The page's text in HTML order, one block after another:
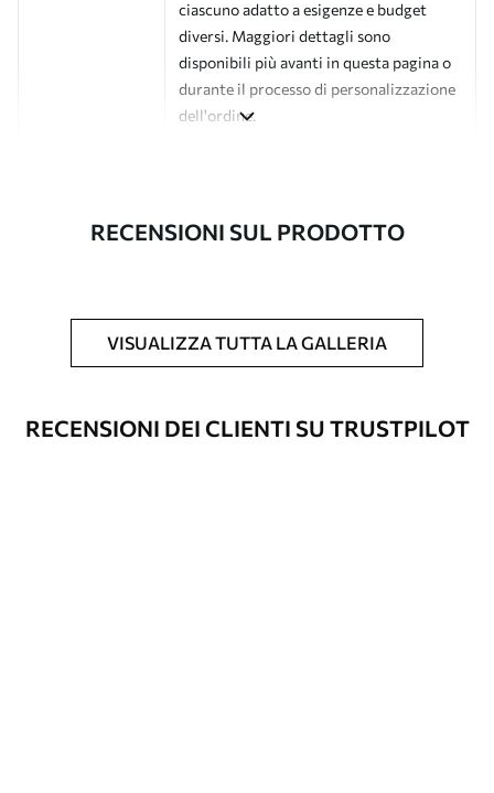
ciascuno adatto a esigenze e budget
diversi. Maggiori dettagli sono
disponibili più avanti in questa pagina o
durante il processo di personalizzazione
dell'ordine.
Produzione
L'immagine viene stampata nel formato
desiderato e tagliata in strisce identiche
Opzioni
È possibile aggiungere un rivestimento
RECENSIONI SUL PRODOTTO
VISUALIZZA TUTTA LA GALLERIA
RECENSIONI DEI CLIENTI SU TRUSTPILOT